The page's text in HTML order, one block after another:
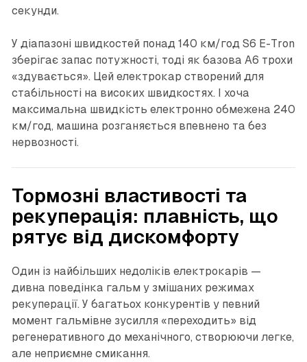
секунди.
У діапазоні швидкостей понад 140 км/год S6 E-Tron
зберігає запас потужності, тоді як базова A6 трохи
«здувається». Цей електрокар створений для
стабільності на високих швидкостях. І хоча
максимальна швидкість електронно обмежена 240
км/год, машина розганяється впевнено та без
нервозності.
Тормозні властивості та
рекуперація: плавність, що
рятує від дискомфорту
Один із найбільших недоліків електрокарів —
дивна поведінка гальм у змішаних режимах
рекуперації. У багатьох конкурентів у певний
момент гальмівне зусилля «переходить» від
регенеративного до механічного, створюючи легке,
але неприємне смикання.